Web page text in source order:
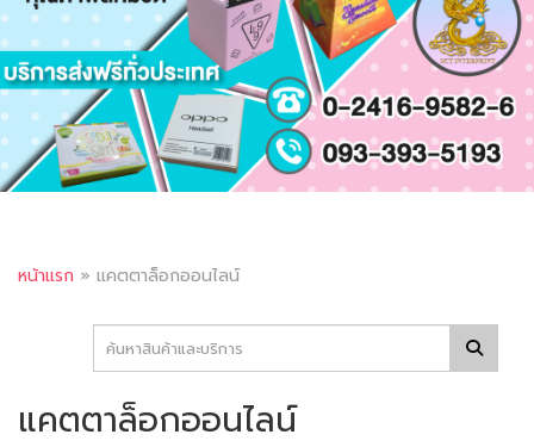
หน้าแรก » แคตตาล็อกออนไลน์
แคตตาล็อกออนไลน์